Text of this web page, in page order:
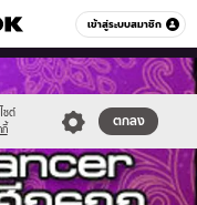
เข้าสู่ระบบสมาชิก
หมวดอื่นๆ
ซต์
กี้
ตกลง